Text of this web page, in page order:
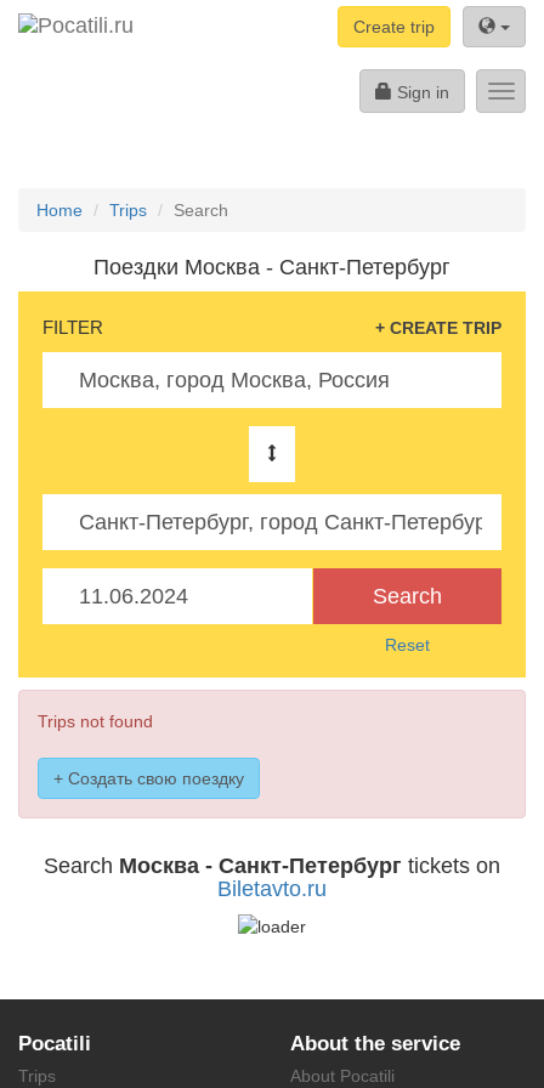
Create trip
Sign in
Home Trips Search
Поездки Москва - Санкт-Петербург
FILTER + CREATE TRIP
Search
Reset
Trips not found
+ Создать свою поездку
Search Москва - Санкт-Петербург tickets on
Biletavto.ru
Pocatili
Trips
About the service
About Pocatili